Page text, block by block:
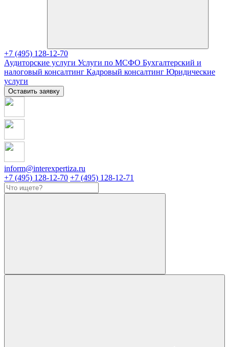
+7 (495) 128-12-70
Аудиторские услуги Услуги по МСФО Бухгалтерский и
налоговый консалтинг Кадровый консалтинг Юридические
услуги
Оставить заявку
inform@interexpertiza.ru
+7 (495) 128-12-70 +7 (495) 128-12-71